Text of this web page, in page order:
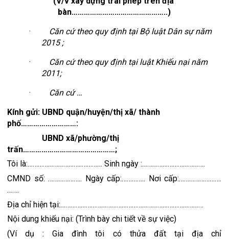
bàn………………………………………..)
·
Căn cứ theo quy định tại Bộ luật Dân sự năm
2015 ;
·
Căn cứ theo quy định tại luật Khiếu nại năm
2011;
·
Căn cứ …
Kính gửi: UBND quận/huyện/thị xã/ thành
phố………………………:
UBND xã/phường/thị
trấn………………………………………;
Tôi là:…………………………..………… Sinh ngày :……………………………….
CMND số: ……………….. Ngày cấp:………….. Nơi cấp:…………………….
…….
Địa chỉ hiện tại:…………………………………………………………………………
Nội dung khiếu nại: (Trình bày chi tiết về sự việc)
(Ví dụ : Gia đình tôi có thửa đất tại địa chỉ